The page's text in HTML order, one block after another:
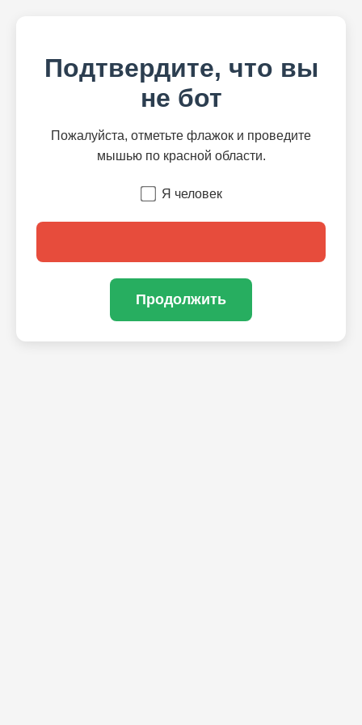
Подтвердите, что вы
не бот
Пожалуйста, отметьте флажок и проведите
мышью по красной области.
Я человек
Продолжить